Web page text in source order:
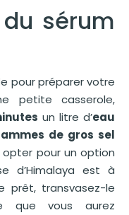
sérum
pour préparer votre
petite casserole,
un litre d’eau
de gros sel
opter pour un option
d’Himalaya est à
prêt, transvasez-le
que vous aurez